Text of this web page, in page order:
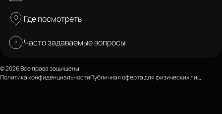
Где посмотреть
Часто задаваемые вопросы
© 2026 Все права защищены
Политика конфиденциальностиПубличная оферта для физических лиц